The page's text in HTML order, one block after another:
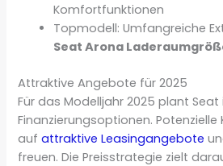
Komfortfunktionen
Topmodell: Umfangreiche
Seat Arona
Attraktive Angebote für 2025
Für das Modelljahr 2025 plant
Finanzierungsoptionen. Potenzielle
aufattraktive Leasingangebote
freuen. Die Preisstrategie zielt